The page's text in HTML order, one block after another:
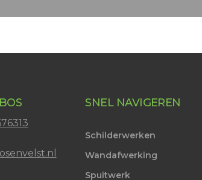
SNEL NAVIGEREN
Schilderwerken
Wandafwerking
Spuitwerk